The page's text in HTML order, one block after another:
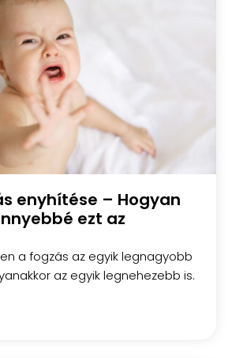
enyhítése – Hogyan
ezt az
a fogzás az egyik legnagyobb
az egyik legnehezebb is.